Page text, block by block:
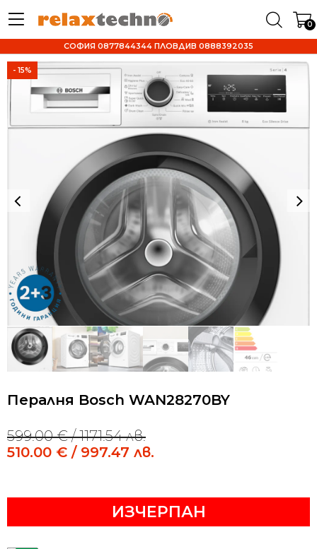
0
СОФИЯ 0877844344 ПЛОВДИВ 0888392035
- 15%
Пералня Bosch WAN28270BY
599.00€/ 1171.54 лв.
Original
price
/
510.00 € / 997.47 лв.
Current
price
/
ИЗЧЕРПАН